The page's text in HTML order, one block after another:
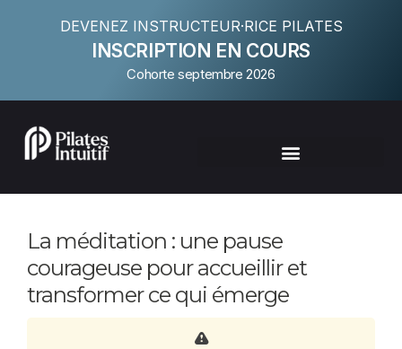
DEVENEZ INSTRUCTEUR·RICE PILATES
INSCRIPTION EN COURS
Cohorte septembre 2026
La méditation : une pause
courageuse pour accueillir et
transformer ce qui émerge